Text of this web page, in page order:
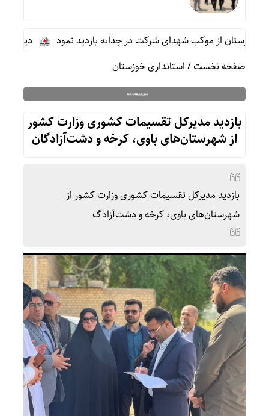
خوزستان از موکب شهدای شرکت در چذابه بازدید نمود
دیدار
صفحه نخست/استانداری خوزستان
بازدید مدیرکل تقسیمات کشوری وزارت کشور
از شهرستان‌های باوی، کرخه و دشت‌آزادگان
بازدید مدیرکل تقسیمات کشوری وزارت کشور از
شهرستان‌های باوی، کرخه و دشت‌آزادگ